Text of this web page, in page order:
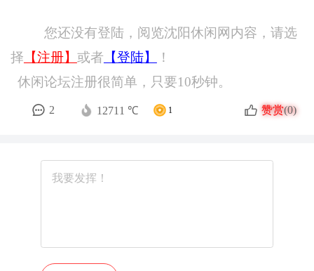
您还没有登陆，阅览沈阳休闲网内容，请选
择 【注册】 或者 【登陆】
！
休闲论坛注册很简单，只要10秒钟。
2 12711 ℃ 1 赞赏(0)